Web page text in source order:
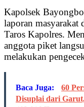
Kapolsek
laporan masyarakat
Taros Kapolres.
anggota piket
melakukan
Baca Juga:
60
Disuplai dari